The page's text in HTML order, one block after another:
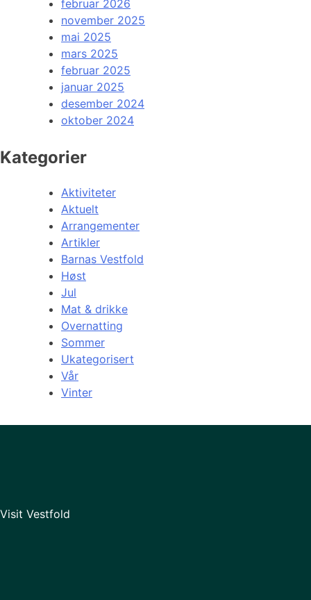
februar 2026
november 2025
mai 2025
mars 2025
februar 2025
januar 2025
desember 2024
oktober 2024
Kategorier
Aktiviteter
Aktuelt
Arrangementer
Artikler
Barnas Vestfold
Høst
Jul
Mat & drikke
Overnatting
Sommer
Ukategorisert
Vår
Vinter
Visit Vestfold